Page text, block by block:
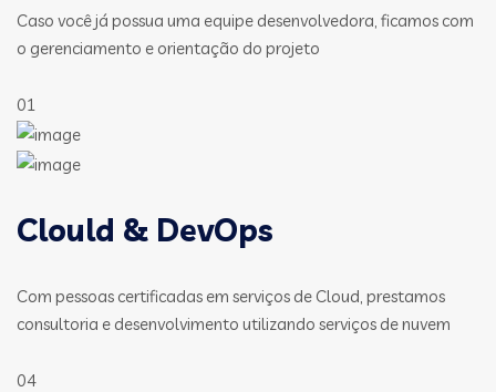
Caso você já possua uma equipe desenvolvedora, ficamos com
o gerenciamento e orientação do projeto
01
Clould & DevOps
Com pessoas certificadas em serviços de Cloud, prestamos
consultoria e desenvolvimento utilizando serviços de nuvem
04